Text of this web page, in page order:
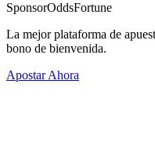
SponsorOddsFortune
La mejor plataforma de
bono de bienvenida.
Apostar Ahora